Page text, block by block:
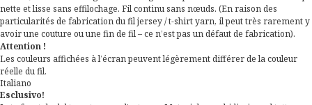
nette et lisse sans effilochage. Fil continu sans nœuds. (En raison des
particularités de fabrication du fil jersey / t-shirt yarn, il peut très rarement y
avoir une couture ou une fin de fil – ce n’est pas un défaut de fabrication).
Attention !
Les couleurs affichées à l’écran peuvent légèrement différer de la couleur
réelle du fil.
Italiano
Esclusivo!